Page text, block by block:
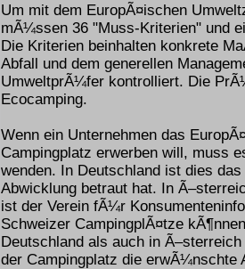
Um mit dem EuropÃ¤ischen
mÃ¼ssen 36 "Muss-Kriterien" und
Die Kriterien beinhalten konkrete
Abfall und dem generellen
UmweltprÃ¼fer kontrolliert. Die
Ecocamping.
Wenn ein Unternehmen das
Campingplatz erwerben will, muss
wenden. In Deutschland ist dies
Abwicklung betraut hat. In
ist der Verein fÃ¼r
Schweizer CampingplÃ¤tze
Deutschland als auch in
der Campingplatz die